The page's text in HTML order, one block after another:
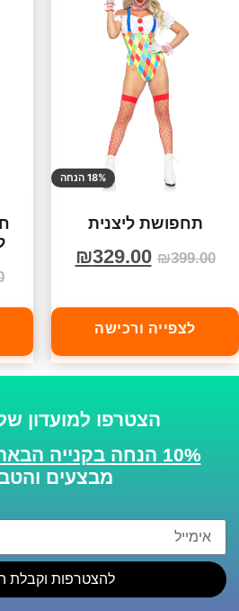
18% הנחה
תחפושת ליצנית
₪399.00
₪329.00
לצפייה ורכישה
הצטרפו למועדון
10% הנחה בקנייה הבאה
מבצעים
להצטרפות וקבלת